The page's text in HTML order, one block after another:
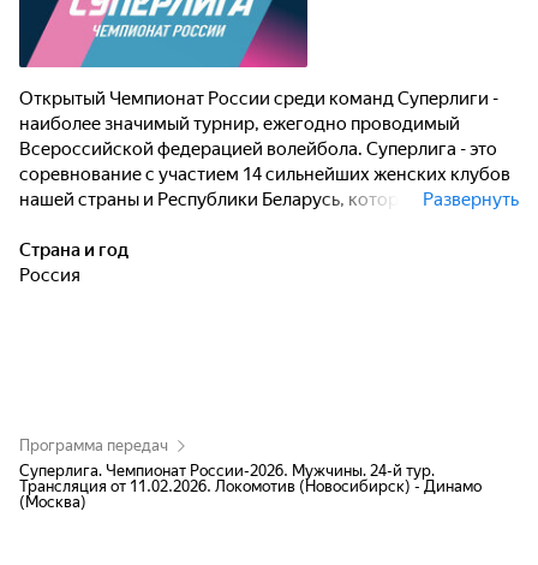
Открытый Чемпионат России среди команд Суперлиги -
наиболее значимый турнир, ежегодно проводимый
Всероссийской федерацией волейбола. Суперлига - это
соревнование с участием 14 сильнейших женских клубов
нашей страны и Республики Беларусь, которые
Развернуть
Страна и год
Россия
Программа передач
Суперлига. Чемпионат России-2026. Мужчины. 24-й тур.
Трансляция от 11.02.2026. Локомотив (Новосибирск) - Динамо
(Москва)